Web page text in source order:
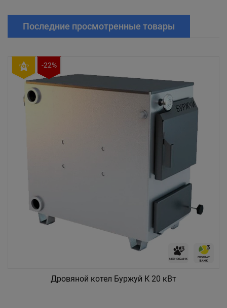
Последние просмотренные товары
-22%
Дровяной котел Буржуй К 20 кВт